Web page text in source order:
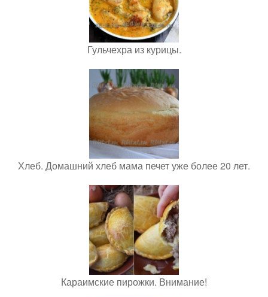
Гульчехра из курицы.
Хлеб. Домашний хлеб мама печет уже более 20 лет.
Караимские пирожки. Внимание!